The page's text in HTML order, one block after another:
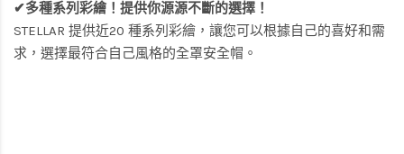
✔多種系列彩繪！提供你源源不斷的選擇！
STELLAR 提供近20 種系列彩繪，讓您可以根據自己的喜好和需
求，選擇最符合自己風格的全罩安全帽。